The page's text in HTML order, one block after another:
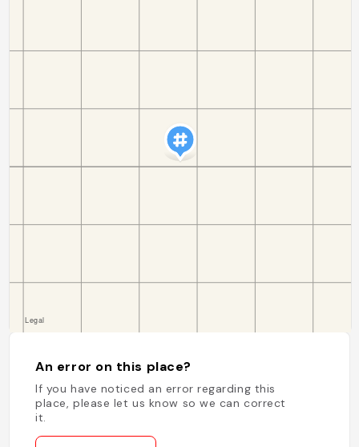
An error on this place?
If you have noticed an error regarding this
place, please let us know so we can correct
it.